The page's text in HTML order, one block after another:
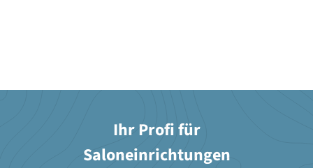
Ihr Profi für
Saloneinrichtungen